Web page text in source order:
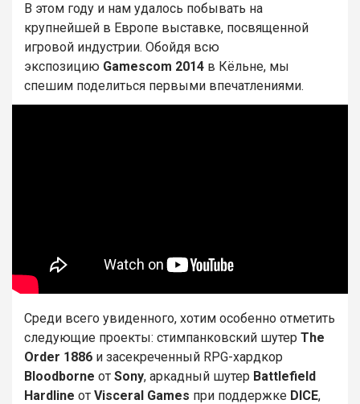
В этом году и нам удалось побывать на
крупнейшей в Европе выставке, посвященной
игровой индустрии. Обойдя всю
экспозицию Gamescom 2014 в Кёльне, мы
спешим поделиться первыми впечатлениями.
Среди всего увиденного, хотим особенно отметить
следующие проекты: стимпанковский шутер The
Order 1886 и засекреченный RPG-хардкор
Bloodborne от Sony, аркадный шутер Battlefield
Hardline от Visceral Games при поддержке DICE,